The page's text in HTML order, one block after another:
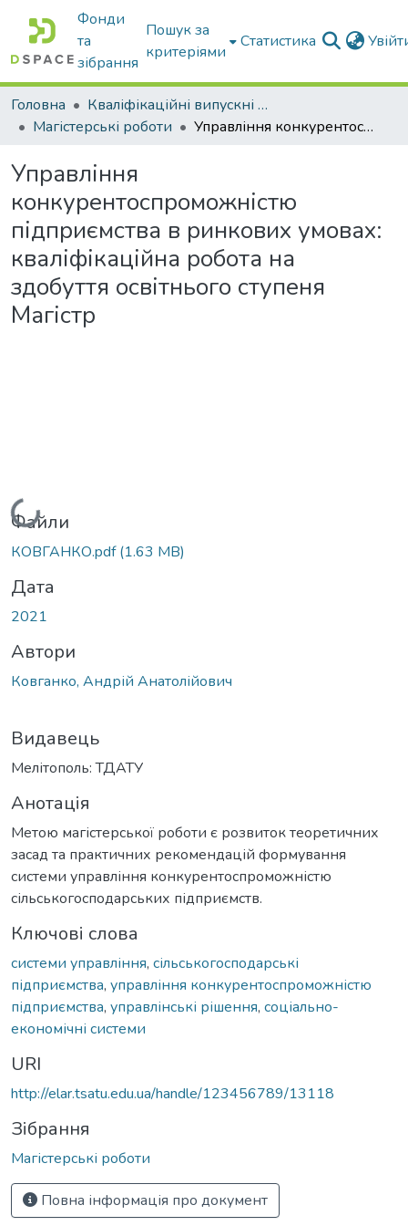
Фонди
та
зібрання
Пошук за
критеріями
Статистика
Головна
Кваліфікаційні випускні роботи бакалаврів і магістрів
Магістерські роботи
Управління конкурентоспроможністю підприємства в ринкових умовах: кваліфікаційна робота на здобуття освітнього ступеня Магістр
Управління
конкурентоспроможністю
підприємства в ринкових умовах:
кваліфікаційна робота на
здобуття освітнього ступеня
Магістр
Вантажиться...
Файли
КОВГАНКО.pdf(1.63 MB)
Дата
2021
Автори
Ковганко, Андрій Анатолійович
Видавець
Мелітополь: ТДАТУ
Анотація
Метою магістерської роботи є розвиток теоретичних
засад та практичних рекомендацій формування
системи управління конкурентоспроможністю
сільськогосподарських підприємств.
Ключові слова
системи управління, сільськогосподарські
підприємства, управління конкурентоспроможністю
підприємства, управлінські рішення, соціально-
економічні системи
URI
http://elar.tsatu.edu.ua/handle/123456789/13118
Зібрання
Магістерські роботи
Повна інформація про документ